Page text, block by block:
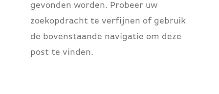
gevonden worden. Probeer uw
zoekopdracht te verfijnen of gebruik
de bovenstaande navigatie om deze
post te vinden.